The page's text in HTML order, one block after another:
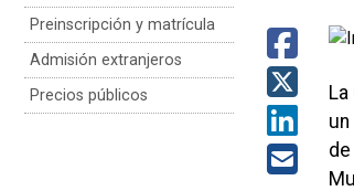
Preinscripción y matrícula
Admisión extranjeros
Precios públicos